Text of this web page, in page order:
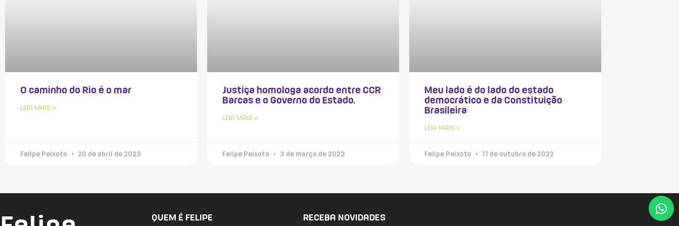
O caminho do Rio é o mar
LEIA MAIS »
Felipe Peixoto 20 de abril de 2023
Justiça homologa acordo entre CCR
Barcas e o Governo do Estado.
LEIA MAIS »
Felipe Peixoto 3 de março de 2023
Meu lado é do lado do estado
democrático e da Constituição
Brasileira
LEIA MAIS »
Felipe Peixoto 11 de outubro de 2022
QUEM É FELIPE RECEBA NOVIDADES